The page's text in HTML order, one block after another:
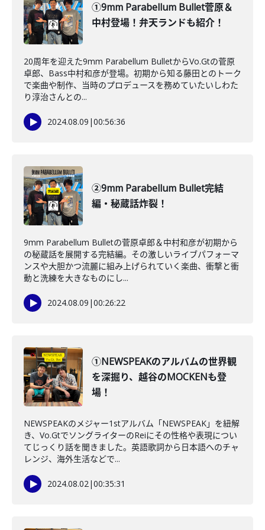
①9mm Parabellum Bullet菅原＆
中村登場！弁天ランドも紹介！
20周年を迎えた9mm Parabellum BulletからVo.Gtの菅原
卓郎、Bass中村和彦が登場。初期から知る藤田とのトーク
で楽曲や制作、当時のプロデュースを務めていたいしわた
り淳治さんとの...
2024.08.09 |00:56:36
②9mm Parabellum Bullet完結
編・秘蔵話炸裂！
9mm Parabellum Bulletの菅原卓郎＆中村和彦が初期から
の秘蔵話を展開する完結編。その激しいライブパフォーマ
ンスや大胆かつ流麗に組み上げられていく楽曲、衝撃と衝
動と洗練を大きなものにし...
2024.08.09 |00:26:22
①NEWSPEAKのアルバムの世界観
を深掘り、越谷のMOCKENも登
場！
NEWSPEAKのメジャー1stアルバム「NEWSPEAK」を紐解
き、Vo.GtでソングライターのReiにその性格や表現につい
てじっくり話を聞きました。英語歌詞から日本語へのチャ
レンジ、海外生活などで...
2024.08.02|00:35:31